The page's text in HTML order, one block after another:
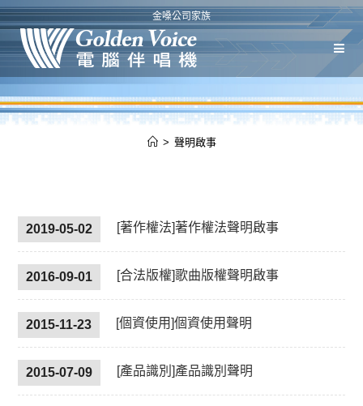
金嗓公司家族
> 聲明啟事
2019-05-02 [著作權法]著作權法聲明啟事
2016-09-01 [合法版權]歌曲版權聲明啟事
2015-11-23 [個資使用]個資使用聲明
2015-07-09 [產品識別]產品識別聲明